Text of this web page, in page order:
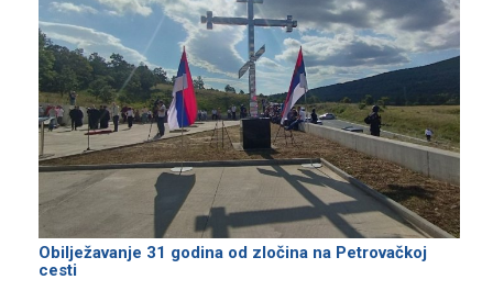
Obilježavanje 31 godina od zločina na Petrovačkoj
cesti